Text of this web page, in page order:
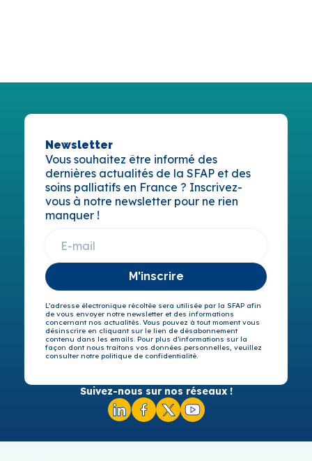
Newsletter
Vous souhaitez être informé des
dernières actualités de la SFAP et des
soins palliatifs en France ? Inscrivez-
vous à notre newsletter pour ne rien
manquer !
M'inscrire
L’adresse électronique récoltée sera utilisée par la SFAP afin
de vous envoyer notre newsletter et des informations
concernant nos actualités. Vous pouvez à tout moment vous
désinscrire en cliquant sur le lien de désabonnement
contenu dans les emails. Pour plus d’informations sur la
façon dont nous traitons vos données personnelles, veuillez
consulter notre politique de confidentialité.
Suivez-nous sur nos réseaux !